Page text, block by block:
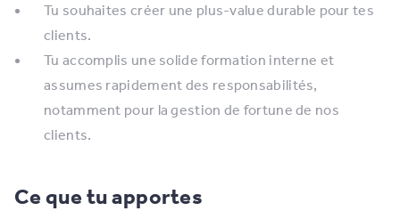
Tu souhaites créer une plus-value durable pour tes
clients.
Tu accomplis une solide formation interne et
assumes rapidement des responsabilités,
notamment pour la gestion de fortune de nos
clients.
Ce que tu apportes